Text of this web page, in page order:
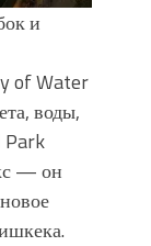
и
of Water
воды,
Park
— он